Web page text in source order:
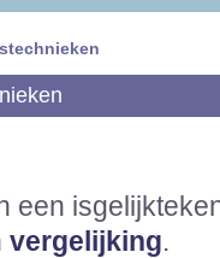
een
vergelijking.